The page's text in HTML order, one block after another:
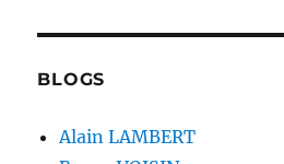
BLOGS
Alain LAMBERT